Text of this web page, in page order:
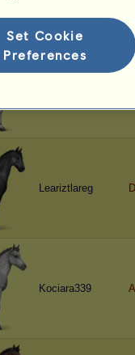
Leariztlareg
Kociara339
Set Cookie
Preferences